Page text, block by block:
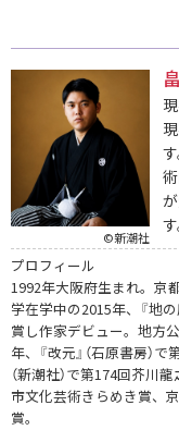
©新潮社
プロフィール
1992年大阪府生まれ。京
学在学中の2015年、『地
賞し作家デビュー。地方
年、『改元』（石原書房）
（新潮社）で第174回芥川
市文化芸術きらめき賞、
賞。